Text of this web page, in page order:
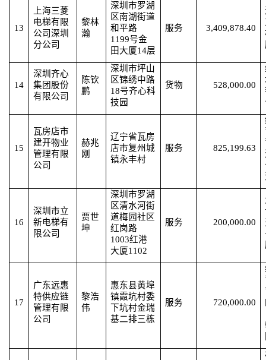
13
上海三菱
电梯有限
公司深圳
分公司
黎林
瀚
深圳市罗湖
区南湖街道
和平路
1199号金
田大厦14层
服务 3,409,878.40
14
深圳齐心
集团股份
有限公司
陈钦
鹏
深圳市坪山
区锦绣中路
18号齐心科
技园
货物 528,000.00
15
瓦房店市
建开物业
管理有限
公司
赫兆
刚
辽宁省瓦房
店市复州城
镇永丰村
服务 825,199.63
16
深圳市立
新电梯有
限公司
贾世
坤
深圳市罗湖
区清水河街
道梅园社区
红岗路
1003红港
大厦1102
服务 200,000.00
17
广东远惠
特供应链
管理有限
公司
黎浩
伟
惠东县黄埠
镇霞坑村委
下坑村金瑞
基二排三栋
服务 720,000.00